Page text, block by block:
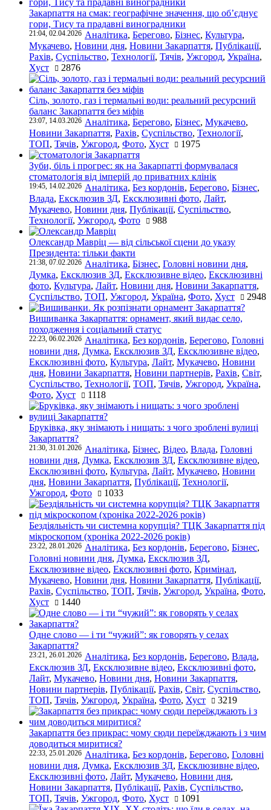
Закарпаття на смак: географічне значення, що об’єднує
гори, Тису та прадавні виноградники
21:04, 02.04.2026 Аналітика, Берегово, Бізнес, Культура,
Мукачево, Новини дня, Новини Закарпаття, Публікації,
Рахів, Суспільство, Технології, Тячів, Ужгород, Україна,
Хуст
2876
Сіль, золото, газ і термальні води: реальний ресурсний
баланс Закарпаття без міфів
23:07, 14.03.2026 Аналітика, Берегово, Бізнес, Мукачево,
Новини Закарпаття, Рахів, Суспільство, Технології,
ТОП, Тячів, Ужгород, Фото, Хуст 1975
Зуби, біль і прогрес: як на Закарпатті формувалася
стоматологія від імперій до приватних клінік
19:45, 14.02.2026 Аналітика, Без кордонів, Берегово, Бізнес,
Влада, Ексклюзив ЗД, Ексклюзивні фото, Лайт,
Мукачево, Новини дня, Публікації, Суспільство,
Технології, Ужгород, Фото 988
Олександр Мавріц — від сільської сцени до указу
Президента: тільки факти
21:38, 07.02.2026 Аналітика, Бізнес, Головні новини дня,
Думка, Ексклюзив ЗД, Ексклюзивне відео, Ексклюзивні
фото, Культура, Лайт, Новини дня, Новини Закарпаття,
Суспільство, ТОП, Ужгород, Україна, Фото, Хуст 2948
Вишиванка Закарпаття: орнамент, який видає село,
походження і соціальний статус
22:23, 06.02.2026 Аналітика, Без кордонів, Берегово, Головні
новини дня, Думка, Ексклюзив ЗД, Ексклюзивне відео,
Ексклюзивні фото, Культура, Лайт, Мукачево, Новини
дня, Новини Закарпаття, Новини партнерів, Рахів, Світ,
Суспільство, Технології, ТОП, Тячів, Ужгород, Україна,
Фото, Хуст 1118
Бруківка, яку знімають і нищать: з чого зроблені вулиці
Закарпаття?
21:30, 31.01.2026 Аналітика, Бізнес, Відео, Влада, Головні
новини дня, Думка, Ексклюзив ЗД, Ексклюзивне відео,
Ексклюзивні фото, Культура, Лайт, Мукачево, Новини
дня, Новини Закарпаття, Публікації, Технології,
Ужгород, Фото 1033
Бездіяльність чи системна корупція? ТЦК Закарпаття під
мікроскопом (хроніка 2022-2026 років)
23:22, 28.01.2026 Аналітика, Без кордонів, Берегово, Бізнес,
Головні новини дня, Думка, Ексклюзив ЗД,
Ексклюзивне відео, Ексклюзивні фото, Кримінал,
Мукачево, Новини дня, Новини Закарпаття, Публікації,
Рахів, Суспільство, ТОП, Тячів, Ужгород, Україна, Фото,
Хуст
1440
Одне слово — і ти “чужий”: як говорять у селах
Закарпаття?
23:21, 26.01.2026 Аналітика, Без кордонів, Берегово, Влада,
Ексклюзив ЗД, Ексклюзивне відео, Ексклюзивні фото,
Лайт, Мукачево, Новини дня, Новини Закарпаття,
Новини партнерів, Публікації, Рахів, Світ, Суспільство,
ТОП, Тячів, Ужгород, Україна, Фото, Хуст 3219
Закарпаття без прикрас: чому сюди переїжджають і з чим
доводиться миритися?
22:33, 25.01.2026 Аналітика, Без кордонів, Берегово, Головні
новини дня, Думка, Ексклюзив ЗД, Ексклюзивне відео,
Ексклюзивні фото, Лайт, Мукачево, Новини дня,
Новини Закарпаття, Публікації, Рахів, Суспільство,
ТОП, Тячів, Ужгород, Фото, Хуст 1091